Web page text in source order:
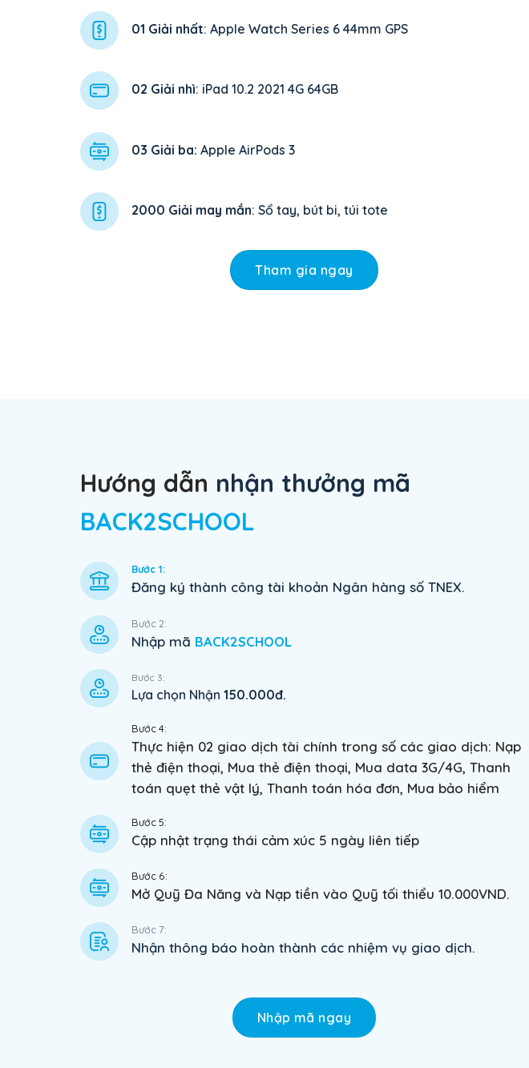
01 Giải nhất: Apple Watch Series 6 44mm GPS
02 Giải nhì: iPad 10.2 2021 4G 64GB
03 Giải ba: Apple AirPods 3
2000 Giải may mắn: Sổ tay, bút bi, túi tote
Tham gia ngay
Hướng dẫn nhận thưởng mã
BACK2SCHOOL
Bước 1:
Đăng ký thành công tài khoản Ngân hàng số TNEX.
Bước 2:
Nhập mã BACK2SCHOOL
Bước 3:
Lựa chọn Nhận 150.000đ.
Bước 4:
Thực hiện 02 giao dịch tài chính trong số các giao dịch: Nạp
thẻ điện thoại, Mua thẻ điện thoại, Mua data 3G/4G, Thanh
toán quẹt thẻ vật lý, Thanh toán hóa đơn, Mua bảo hiểm
Bước 5:
Cập nhật trạng thái cảm xúc 5 ngày liên tiếp
Bước 6:
Mở Quỹ Đa Năng và Nạp tiền vào Quỹ tối thiểu 10.000VND.
Bước 7:
Nhận thông báo hoàn thành các nhiệm vụ giao dịch.
Nhập mã ngay